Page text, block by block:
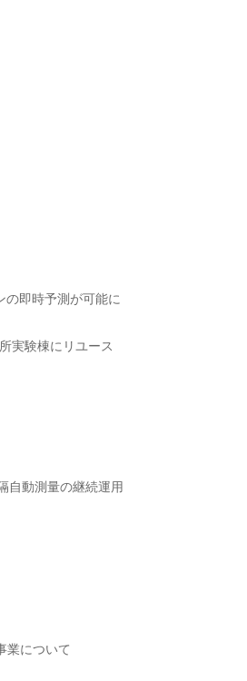
の即時予測が可能に
実験棟にリユース
自動測量の継続運用
業について